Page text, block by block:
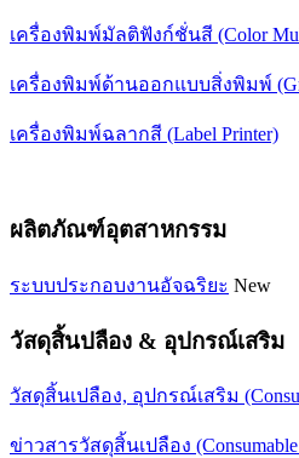
เครื่องพิมพ์มัลติฟังก์ชั่นสี (Color
เครื่องพิมพ์ด้านออกแบบสิ่งพิมพ์
เครื่องพิมพ์ฉลากสี (Label Printer)
ผลิตภัณฑ์อุตสาหกรรม
ระบบประกอบงานอัจฉริยะ New
วัสดุสิ้นปลือง & อุปกรณ์เสริม
วัสดุสิ้นเปลือง, อุปกรณ์เสริม
ข่าวสารวัสดุสิ้นเปลือง